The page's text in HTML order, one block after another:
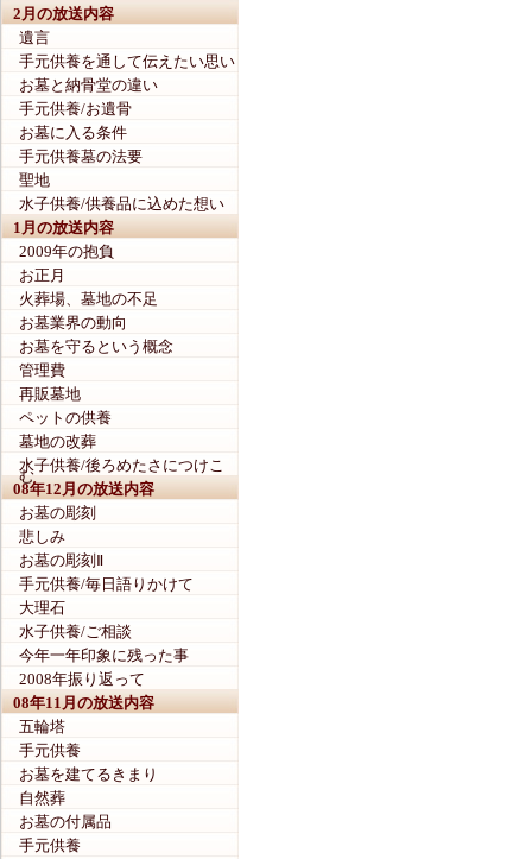
2月の放送内容
遺言
手元供養を通して伝えたい思い
お墓と納骨堂の違い
手元供養/お遺骨
お墓に入る条件
手元供養墓の法要
聖地
水子供養/供養品に込めた想い
1月の放送内容
2009年の抱負
お正月
火葬場、墓地の不足
お墓業界の動向
お墓を守るという概念
管理費
再販墓地
ペットの供養
墓地の改葬
水子供養/後ろめたさにつけこ
む
08年12月の放送内容
お墓の彫刻
悲しみ
お墓の彫刻Ⅱ
手元供養/毎日語りかけて
大理石
水子供養/ご相談
今年一年印象に残った事
2008年振り返って
08年11月の放送内容
五輪塔
手元供養
お墓を建てるきまり
自然葬
お墓の付属品
手元供養